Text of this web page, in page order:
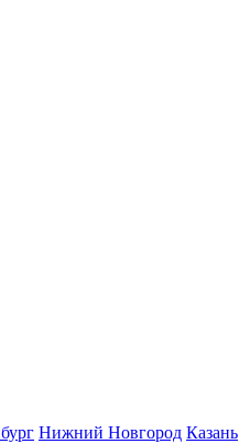
Нижний Новгород Казань